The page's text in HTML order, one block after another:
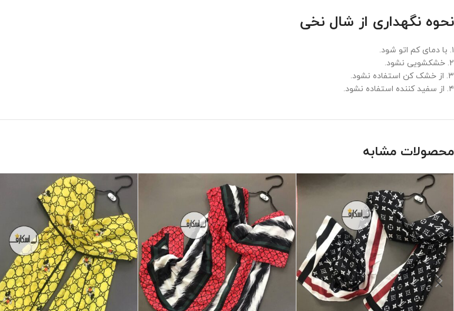
نحوه نگهداری از شال نخی
۱. با دمای کم اتو شود.
۲. خشکشویی نشود.
۳. از خشک کن استفاده نشود.
۴. از سفید کننده استفاده نشود.
محصولات مشابه